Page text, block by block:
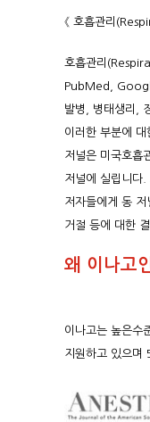
《 호흡관리
호흡관리
PubMed,
발병, 병태생리,
이러한 부분에
저널은 미국호흡
저널에 실립니다
저자들에게 동
거절 등에 대한
왜 이나고
이나고는 높은수
지원하고 있으며